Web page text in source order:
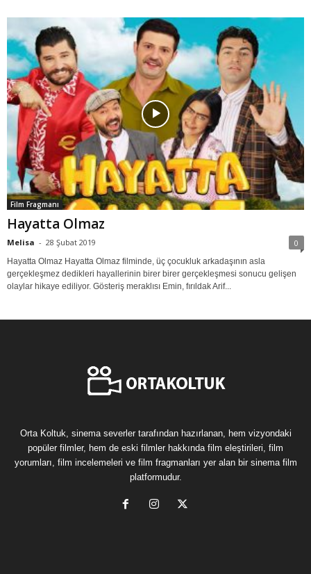
Film Fragmanı
Hayatta Olmaz
Melisa - 28 Şubat 2019 0
Hayatta Olmaz Hayatta Olmaz filminde, üç çocukluk arkadaşının asla
gerçekleşmez dedikleri hayallerinin birer birer gerçekleşmesi sonucu gelişen
olaylar hikaye ediliyor. Gösteriş meraklısı Emin, fırıldak Arif...
Orta Koltuk, sinema severler tarafından hazırlanan, hem vizyondaki
popüler filmler, hem de eski filmler hakkında film eleştirileri, film
yorumları, film incelemeleri ve film fragmanları yer alan bir sinema film
platformudur.